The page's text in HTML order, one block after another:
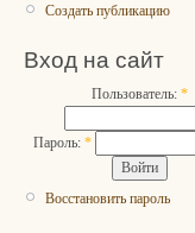
Создать публикацию
Вход на сайт
Пользователь: *
Пароль: *
Восстановить пароль